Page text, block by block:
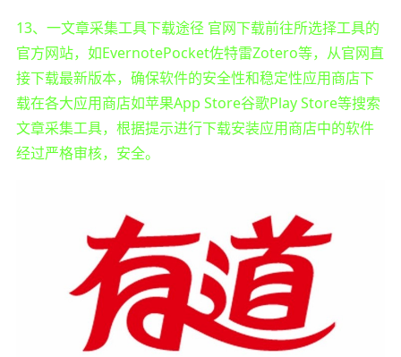
13、一文章采集工具下载途径 官网下载前往所选择工具的
官方网站，如EvernotePocket佐特雷Zotero等，从官网直
接下载最新版本，确保软件的安全性和稳定性应用商店下
载在各大应用商店如苹果App Store谷歌Play Store等搜索
文章采集工具，根据提示进行下载安装应用商店中的软件
经过严格审核，安全。